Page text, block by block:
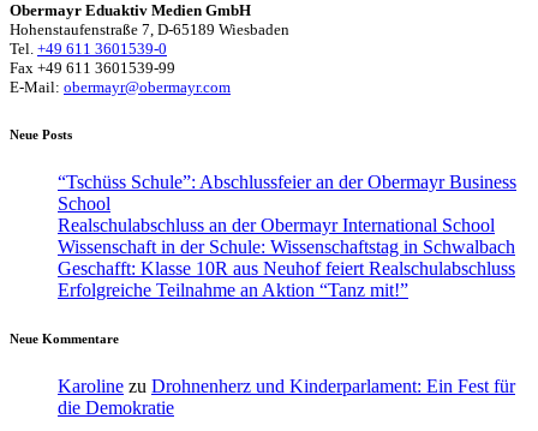
Obermayr Eduaktiv Medien GmbH
Hohenstaufenstraße 7, D-65189 Wiesbaden
Tel. +49 611 3601539-0
Fax +49 611 3601539-99
E-Mail: obermayr@obermayr.com
Neue Posts
“Tschüss Schule”: Abschlussfeier an der Obermayr Business
School
Realschulabschluss an der Obermayr International School
Wissenschaft in der Schule: Wissenschaftstag in Schwalbach
Geschafft: Klasse 10R aus Neuhof feiert Realschulabschluss
Erfolgreiche Teilnahme an Aktion “Tanz mit!”
Neue Kommentare
Karoline zu Drohnenherz und Kinderparlament: Ein Fest für
die Demokratie